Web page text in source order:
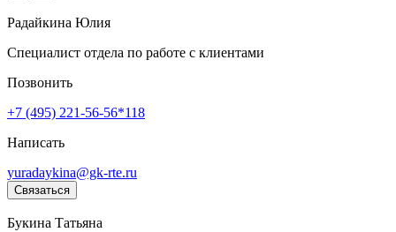
Радайкина Юлия
Специалист отдела по работе с клиентами
Позвонить
+7 (495) 221-56-56*118
Написать
yuradaykina@gk-rte.ru
Связаться
Букина Татьяна